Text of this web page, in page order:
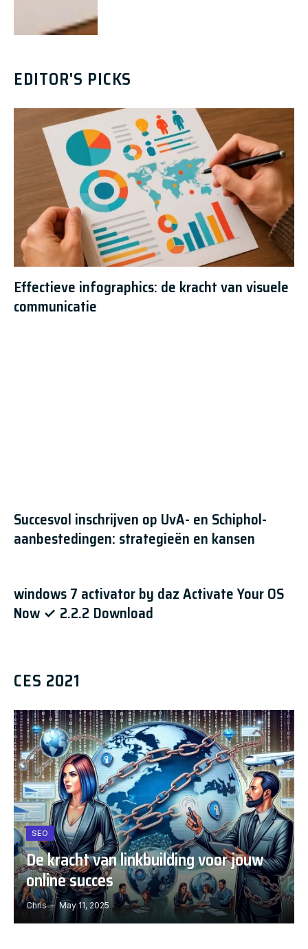
EDITOR'S PICKS
Effectieve infographics: de kracht van visuele
communicatie
Succesvol inschrijven op UvA- en Schiphol-
aanbestedingen: strategieën en kansen
windows 7 activator by daz Activate Your OS
Now ✓ 2.2.2 Download
CES 2021
SEO
De kracht van linkbuilding voor jouw
online succes
Chris May 11, 2025